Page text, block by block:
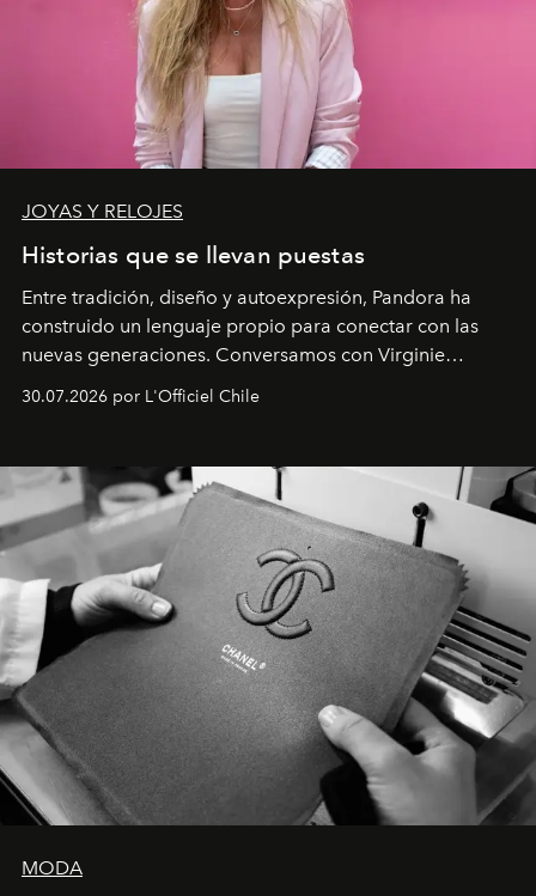
JOYAS Y RELOJES
Historias que se llevan puestas
Entre tradición, diseño y autoexpresión, Pandora ha
construido un lenguaje propio para conectar con las
nuevas generaciones. Conversamos con Virginie
Dubray, la responsable de marketing para
Latinoamérica, sobre identidad, cultura y el valor
30.07.2026 por L'Officiel Chile
MODA